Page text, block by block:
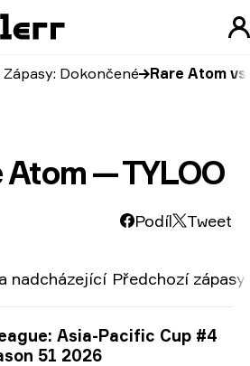
Zápasy: Dokončené Rare Atom vs
Atom — TYLOO
Podíl Tweet
nadcházející Předchozí zápasy
Asia-Pacific Cup #4
51 2026